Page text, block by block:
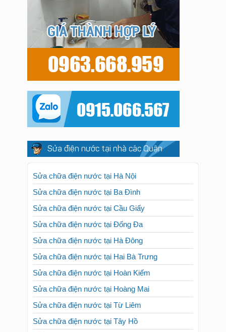
Sửa điện nước tại nhà các Quận
Sửa chữa điện nước tại Hà Nội
Sửa chữa điện nước tại Ba Đình
Sửa chữa điện nước tại Cầu Giấy
Sửa chữa điện nước tại Đống Đa
Sửa chữa điện nước tại Hà Đông
Sửa chữa điện nước tại Hai Bà Trưng
Sửa chữa điện nước tại Hoàn Kiếm
Sửa chữa điện nước tại Hoàng Mai
Sửa chữa điện nước tại Từ Liêm
Sửa chữa điện nước tại Tây Hồ